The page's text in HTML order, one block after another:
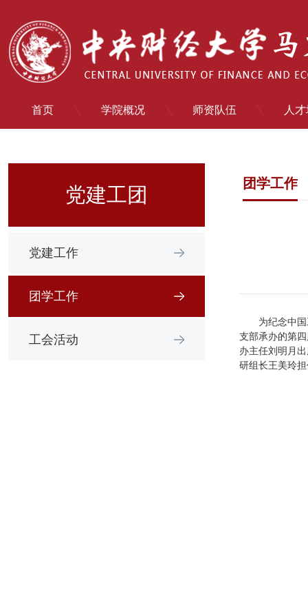
首页 学院概况 师资队伍 人
党建工团
党建工作
团学工作
工会活动
团学工作
为纪念中
支部承办的第
办主任刘明月
研组长王美玲担